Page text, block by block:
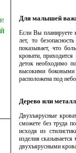
Для малышей
Если Вы планируете
лет, то
показывает, что
кровати,
деток необходимо
высокими боковыми
расположена под
Дерево или
Двухъярусные
сможете без труда
исходя из
изделия
двухъярусными